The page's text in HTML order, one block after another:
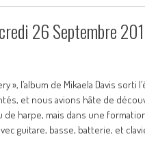
26 Septembre
», l’album de Mikaela Davis sorti
et nous avions hâte de
de harpe, mais dans une
guitare, basse, batterie, et